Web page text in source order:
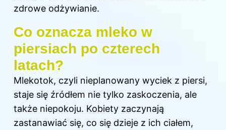
zdrowe odżywianie.
Co oznacza mleko w
piersiach po czterech
latach?
Mlekotok, czyli nieplanowany wyciek z piersi,
staje się źródłem nie tylko zaskoczenia, ale
także niepokoju. Kobiety zaczynają
zastanawiać się, co się dzieje z ich ciałem,